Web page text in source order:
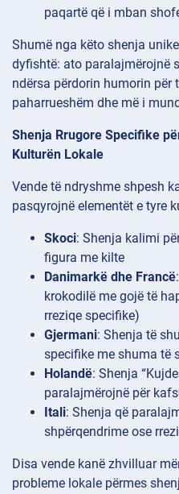
paqartë që i mban
Shumë nga këto shenja
dyfishtë: ato paralajmërojnë
ndërsa përdorin humorin për
paharrueshëm dhe më i
Shenja Rrugore Specifike
Kulturën Lokale
Vende të ndryshme shpesh
pasqyrojnë elementët e tyre
Skoci: Shenja kalimi
figura me kilte
Danimarkë dhe Francë
krokodilë me gojë të
rreziqe specifike)
Gjermani: Shenja të
specifike me shuma të
Holandë: Shenja
paralajmërojnë për
Itali: Shenja që
shpërqendrime ose
Disa vende kanë zhvilluar
probleme lokale përmes